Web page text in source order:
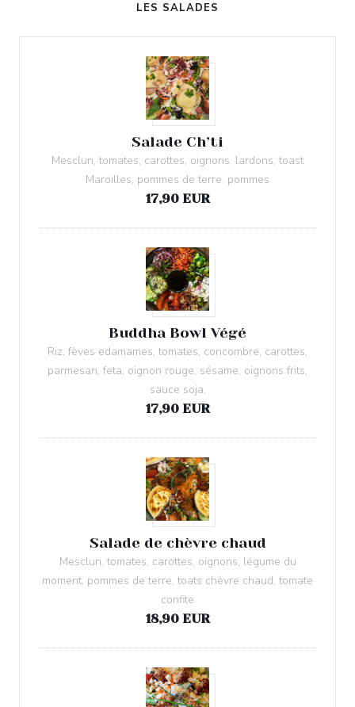
LES SALADES
Salade Ch’ti
Mesclun, tomates, carottes, oignons, lardons, toast
Maroilles, pommes de terre, pommes
17,90 EUR
Buddha Bowl Végé
Riz, fèves edamames, tomates, concombre, carottes,
parmesan, feta, oignon rouge, sésame, oignons frits,
sauce soja.
17,90 EUR
Salade de chèvre chaud
Mesclun, tomates, carottes, oignons, légume du
moment, pommes de terre, toats chèvre chaud, tomate
confite
18,90 EUR